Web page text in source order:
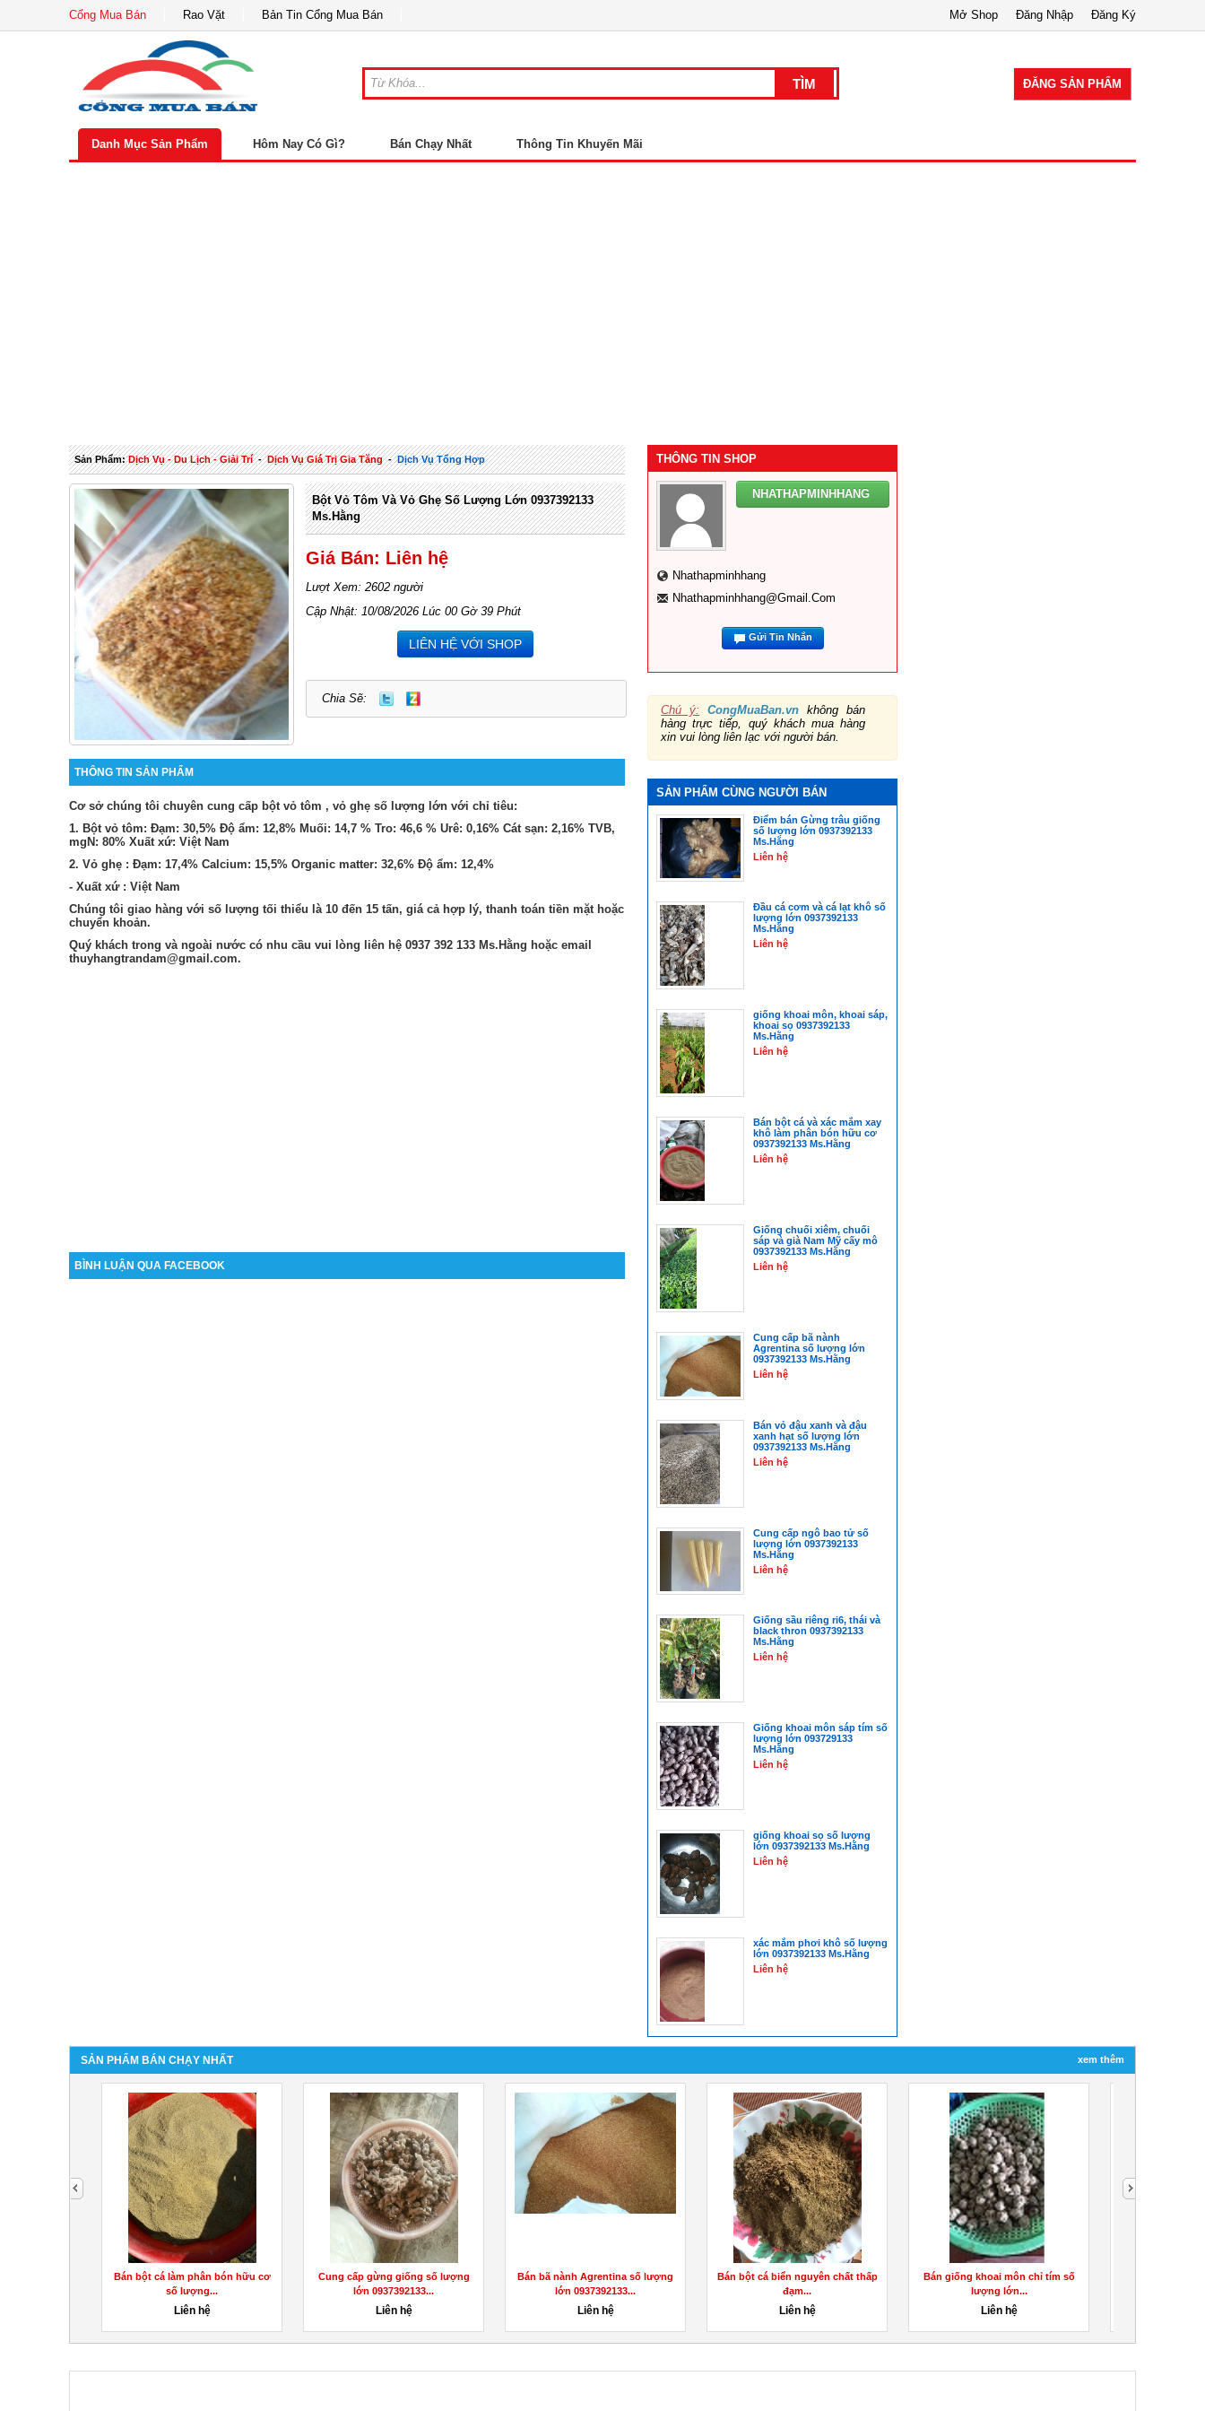
Cổng Mua Bán Rao Vặt Bản Tin Cổng Mua Bán Đăng Ký
Đăng Nhập
Mở Shop
ĐĂNG SẢN PHẨM
Danh Mục Sản Phẩm Hôm Nay Có Gì? Bán Chạy Nhất Thông Tin Khuyến Mãi
Sản Phẩm:Dịch Vụ - Du Lịch - Giải Trí-Dịch Vụ Giá Trị Gia Tăng-Dịch Vụ Tổng Hợp
Bột Vỏ Tôm Và Vỏ Ghẹ Số Lượng Lớn 0937392133
Ms.Hằng
Giá Bán: Liên hệ
Lượt Xem: 2602 người
Cập Nhật: 10/08/2026 Lúc 00 Gờ 39 Phút
LIÊN HỆ VỚI SHOP
Chia Sẽ:
THÔNG TIN SẢN PHẨM
Cơ sở chúng tôi chuyên cung cấp bột vỏ tôm , vỏ ghẹ số lượng lớn với chỉ tiêu:
1. Bột vỏ tôm: Đạm: 30,5% Độ ẩm: 12,8% Muối: 14,7 % Tro: 46,6 % Urê: 0,16% Cát sạn: 2,16% TVB,
mgN: 80% Xuất xứ: Việt Nam
2. Vỏ ghẹ : Đạm: 17,4% Calcium: 15,5% Organic matter: 32,6% Độ ẩm: 12,4%
- Xuất xứ : Việt Nam
Chúng tôi giao hàng với số lượng tối thiểu là 10 đến 15 tấn, giá cả hợp lý, thanh toán tiền mặt hoặc
chuyển khoản.
Quý khách trong và ngoài nước có nhu cầu vui lòng liên hệ 0937 392 133 Ms.Hằng hoặc email
thuyhangtrandam@gmail.com.
BÌNH LUẬN QUA FACEBOOK
THÔNG TIN SHOP
NHATHAPMINHHANG
Nhathapminhhang
Nhathapminhhang@gmail.com
Gửi Tin Nhắn
Chú ý: CongMuaBan.vn không bán
hàng trực tiếp, quý khách mua hàng
xin vui lòng liên lạc với người bán.
SẢN PHẨM CÙNG NGƯỜI BÁN
Điểm bán Gừng trâu giống
số lượng lớn 0937392133
Ms.Hằng
Liên hệ
Đầu cá cơm và cá lạt khô số
lượng lớn 0937392133
Ms.Hằng
Liên hệ
giống khoai môn, khoai sáp,
khoai sọ 0937392133
Ms.Hằng
Liên hệ
Bán bột cá và xác mắm xay
khô làm phân bón hữu cơ
0937392133 Ms.Hằng
Liên hệ
Giống chuối xiêm, chuối
sáp và già Nam Mỹ cấy mô
0937392133 Ms.Hằng
Liên hệ
Cung cấp bã nành
Agrentina số lượng lớn
0937392133 Ms.Hằng
Liên hệ
Bán vỏ đậu xanh và đậu
xanh hạt số lượng lớn
0937392133 Ms.Hằng
Liên hệ
Cung cấp ngô bao tử số
lượng lớn 0937392133
Ms.Hằng
Liên hệ
Giống sầu riêng ri6, thái và
black thron 0937392133
Ms.Hằng
Liên hệ
Giống khoai môn sáp tím số
lượng lớn 093729133
Ms.Hằng
Liên hệ
giống khoai sọ số lượng
lớn 0937392133 Ms.Hằng
Liên hệ
xác mắm phơi khô số lượng
lớn 0937392133 Ms.Hằng
Liên hệ
SẢN PHẨM BÁN CHẠY NHẤT xem thêm
Bán bột cá làm phân bón hữu cơ
số lượng...
Liên hệ
Cung cấp gừng giống số lượng
lớn 0937392133...
Liên hệ
Bán bã nành Agrentina số lượng
lớn 0937392133...
Liên hệ
Bán bột cá biển nguyên chất thấp
đạm...
Liên hệ
Bán giống khoai môn chỉ tím số
lượng lớn...
Liên hệ
next